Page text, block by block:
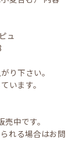
ュ
り下さい。
います。
中です。
れる場合はお問